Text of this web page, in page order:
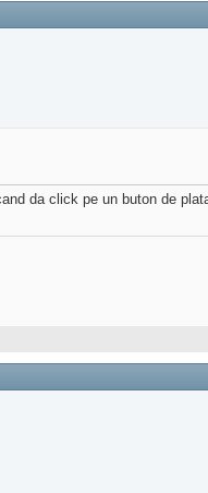
da click pe un buton de